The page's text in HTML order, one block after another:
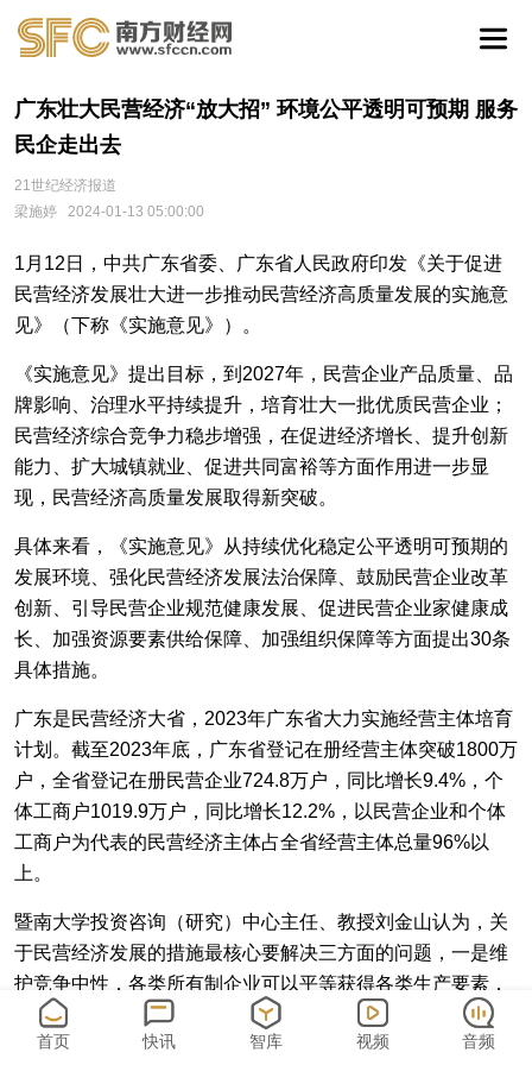
广东壮大民营经济“放大招” 环境公平透明可预期 服务
民企走出去
21世纪经济报道
梁施婷
2024-01-13 05:00:00
1月12日，中共广东省委、广东省人民政府印发《关于促进
民营经济发展壮大进一步推动民营经济高质量发展的实施意
见》（下称《实施意见》）。
《实施意见》提出目标，到2027年，民营企业产品质量、品
牌影响、治理水平持续提升，培育壮大一批优质民营企业；
民营经济综合竞争力稳步增强，在促进经济增长、提升创新
能力、扩大城镇就业、促进共同富裕等方面作用进一步显
现，民营经济高质量发展取得新突破。
具体来看，《实施意见》从持续优化稳定公平透明可预期的
发展环境、强化民营经济发展法治保障、鼓励民营企业改革
创新、引导民营企业规范健康发展、促进民营企业家健康成
长、加强资源要素供给保障、加强组织保障等方面提出30条
具体措施。
广东是民营经济大省，2023年广东省大力实施经营主体培育
计划。截至2023年底，广东省登记在册经营主体突破1800万
户，全省登记在册民营企业724.8万户，同比增长9.4%，个
体工商户1019.9万户，同比增长12.2%，以民营企业和个体
工商户为代表的民营经济主体占全省经营主体总量96%以
上。
暨南大学投资咨询（研究）中心主任、教授刘金山认为，关
于民营经济发展的措施最核心要解决三方面的问题，一是维
护竞争中性，各类所有制企业可以平等获得各类生产要素，
平等开拓市场；二是形成有恒产者有恒心的预期，从法律上
为民营企业家的各类权益创造安全、稳定的环境；三是围绕
首页 快讯 智库 视频 音频